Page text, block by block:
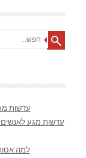
עדשות
עדשות מגע
למה